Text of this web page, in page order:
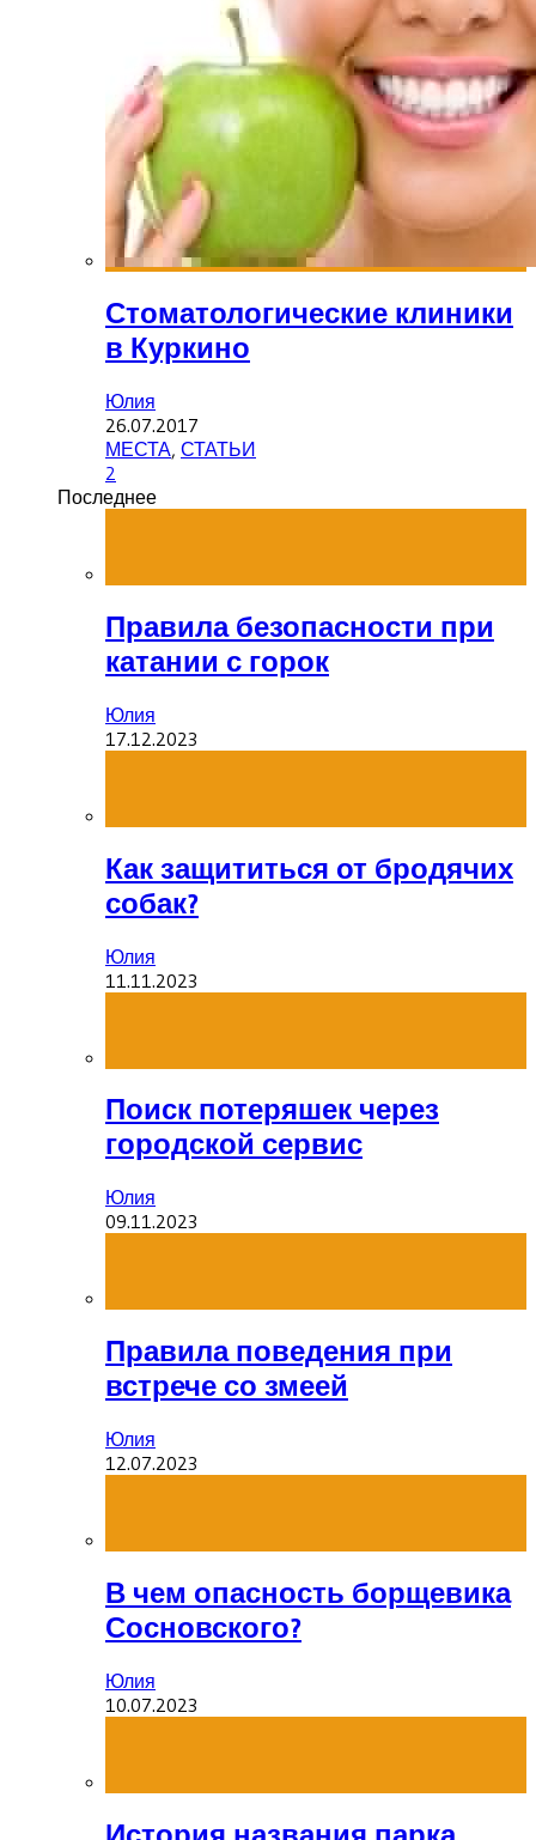
Стоматологические клиники
в Куркино
Юлия
26.07.2017
МЕСТА, СТАТЬИ
2
Последнее
Правила безопасности при
катании с горок
Юлия
17.12.2023
Как защититься от бродячих
собак?
Юлия
11.11.2023
Поиск потеряшек через
городской сервис
Юлия
09.11.2023
Правила поведения при
встрече со змеей
Юлия
12.07.2023
В чем опасность борщевика
Сосновского?
Юлия
10.07.2023